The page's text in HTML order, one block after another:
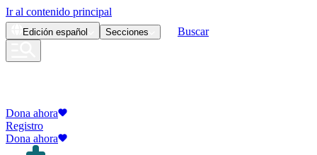
Ir al contenido principal
Edición español Secciones Buscar
Dona ahora
Registro
Dona ahora